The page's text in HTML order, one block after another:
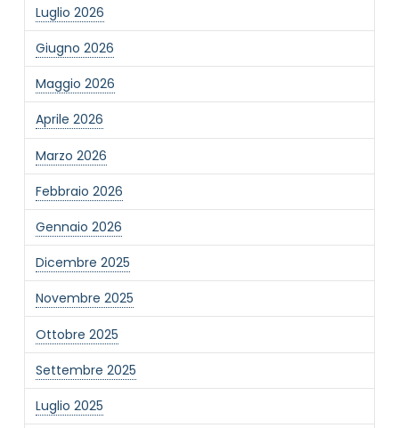
Luglio 2026
Giugno 2026
Maggio 2026
Aprile 2026
Marzo 2026
Febbraio 2026
Gennaio 2026
Dicembre 2025
Novembre 2025
Ottobre 2025
Settembre 2025
Luglio 2025
NOME STRUTTURA